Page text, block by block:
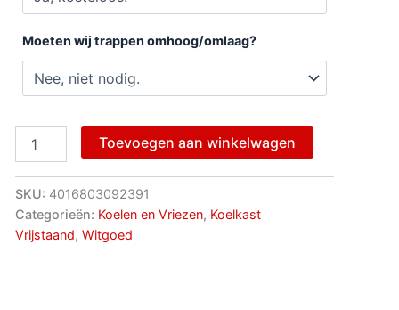
Moeten wij trappen omhoog/omlaag?
Toevoegen aan winkelwagen
SKU: 4016803092391
Categorieën: Koelen en Vriezen, Koelkast
Vrijstaand, Witgoed